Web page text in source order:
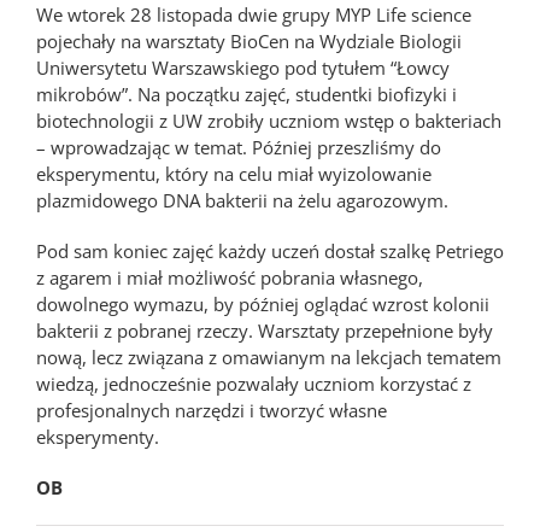
We wtorek 28 listopada dwie grupy MYP Life science
pojechały na warsztaty BioCen na Wydziale Biologii
Uniwersytetu Warszawskiego pod tytułem “Łowcy
mikrobów”. Na początku zajęć, studentki biofizyki i
biotechnologii z UW zrobiły uczniom wstęp o bakteriach
– wprowadzając w temat. Później przeszliśmy do
eksperymentu, który na celu miał wyizolowanie
plazmidowego DNA bakterii na żelu agarozowym.
Pod sam koniec zajęć każdy uczeń dostał szalkę Petriego
z agarem i miał możliwość pobrania własnego,
dowolnego wymazu, by później oglądać wzrost kolonii
bakterii z pobranej rzeczy. Warsztaty przepełnione były
nową, lecz związana z omawianym na lekcjach tematem
wiedzą, jednocześnie pozwalały uczniom korzystać z
profesjonalnych narzędzi i tworzyć własne
eksperymenty.
OB